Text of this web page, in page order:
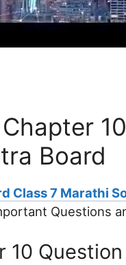
10
Board
Class 7 Marathi
Questions
10